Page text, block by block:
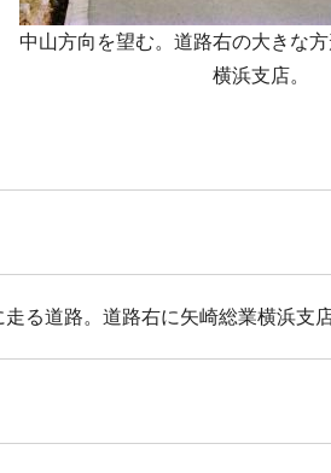
中山方向を望む。道路右の大きな
横浜支店。
る道路。道路右に矢崎総業横浜支